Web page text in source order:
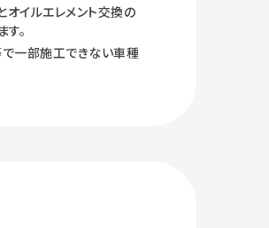
イルエレメント交換の
。
で一部施工できない車種